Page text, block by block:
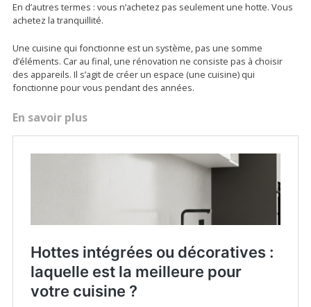
En d’autres termes : vous n’achetez pas seulement une hotte. Vous
achetez la tranquillité.
Une cuisine qui fonctionne est un système, pas une somme
d’éléments. Car au final, une rénovation ne consiste pas à choisir
des appareils. Il s’agit de créer un espace (une cuisine) qui
fonctionne pour vous pendant des années.
En savoir plus